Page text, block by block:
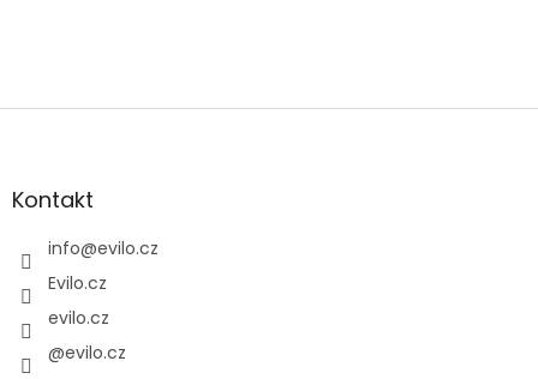
Z
aKontakt
info@evilo.cz
Evilo.cz
evilo.cz
@evilo.cz